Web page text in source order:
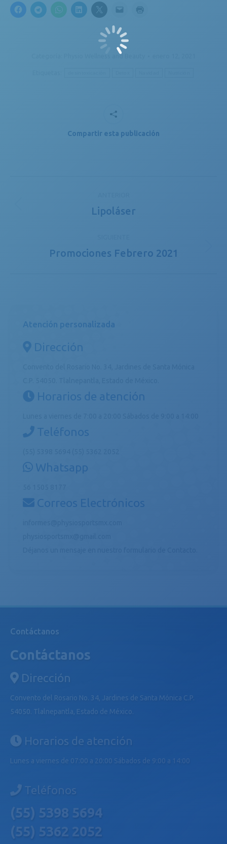
Physio Wellness and Beauty
Compartir esta publicación
Publicación
Lipoláser
Publicación
Promociones Febrero 2021
Atención personalizada
Dirección
Horarios de atención
Teléfonos
Whatsapp
Correos Electrónicos
Contáctanos
Contáctanos
Dirección
Convento del Rosario No. 34, Jardines de Santa Mónica C.P.
54050. Tlalnepantla, Estado de México.
Horarios de atención
Lunes a viernes de 07:00 a 20:00 Sábados de 9:00 a 14:00
Teléfonos
(55) 5398 5694
(55) 5362 2052